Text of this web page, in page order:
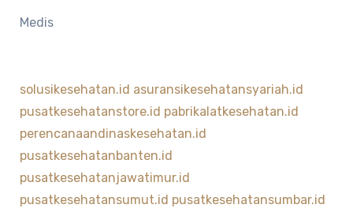
Medis
solusikesehatan.id asuransikesehatansyariah.id
pusatkesehatanstore.id pabrikalatkesehatan.id
perencanaandinaskesehatan.id
pusatkesehatanbanten.id
pusatkesehatanjawatimur.id
pusatkesehatansumut.id pusatkesehatansumbar.id